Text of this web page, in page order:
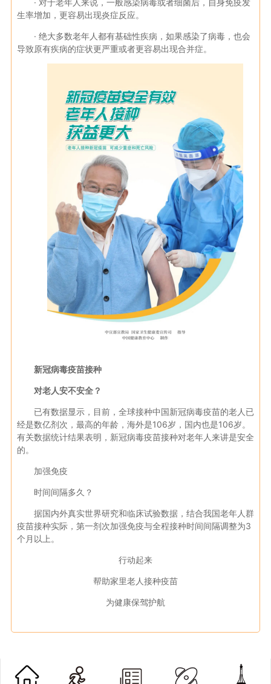
生率增加，更容易出现炎症反应。
· 绝大多数老年人都有基础性疾病，如果感染了病毒，也会
导致原有疾病的症状更严重或者更容易出现合并症。
新冠病毒疫苗接种
对老人安不安全？
已有数据显示，目前，全球接种中国新冠病毒疫苗的老人已
经是数亿剂次，最高的年龄，海外是106岁，国内也是106岁。
有关数据统计结果表明，新冠病毒疫苗接种对老年人来讲是安全
的。
加强免疫
时间间隔多久？
据国内外真实世界研究和临床试验数据，结合我国老年人群
疫苗接种实际，第一剂次加强免疫与全程接种时间间隔调整为3
个月以上。
行动起来
帮助家里老人接种疫苗
为健康保驾护航